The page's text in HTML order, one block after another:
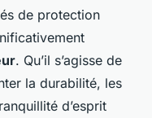
de protection
. Qu’il s’agisse de
la durabilité, les
d’esprit